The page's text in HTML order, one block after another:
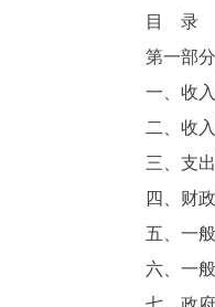
目 录
第一部分
一、收入
二、收入
三、支出
四、财政
五、一般
六、一般